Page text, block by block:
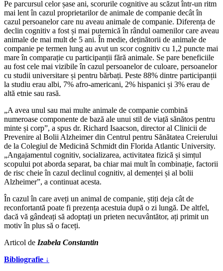
Pe parcursul celor șase ani, scorurile cognitive au scăzut într-un ritm
mai lent în cazul proprietarilor de animale de companie decât în
cazul persoanelor care nu aveau animale de companie. Diferența de
declin cognitiv a fost și mai puternică în rândul oamenilor care aveau
animale de mai mult de 5 ani. În medie, deținătorii de animale de
companie pe termen lung au avut un scor cognitiv cu 1,2 puncte mai
mare în comparație cu participanții fără animale. Se pare beneficiile
au fost cele mai vizibile în cazul persoanelor de culoare, persoanelor
cu studii universitare și pentru bărbați. Peste 88% dintre participanții
la studiu erau albi, 7% afro-americani, 2% hispanici și 3% erau de
altă etnie sau rasă.
„A avea unul sau mai multe animale de companie combină
numeroase componente de bază ale unui stil de viață sănătos pentru
minte și corp”, a spus dr. Richard Isaacson, director al Clinicii de
Prevenire al Bolii Alzheimer din Centrul pentru Sănătatea Creierului
de la Colegiul de Medicină Schmidt din Florida Atlantic University.
„Angajamentul cognitiv, socializarea, activitatea fizică și simțul
scopului pot aborda separat, ba chiar mai mult în combinație, factorii
de risc cheie în cazul declinul cognitiv, al demenței și al bolii
Alzheimer”, a continuat acesta.
În cazul în care aveți un animal de companie, știți deja cât de
reconfortantă poate fi prezența acestuia după o zi lungă. De altfel,
dacă vă gândeați să adoptați un prieten necuvântător, ați primit un
motiv în plus să o faceți.
Articol de Izabela Constantin
Bibliografie ↓